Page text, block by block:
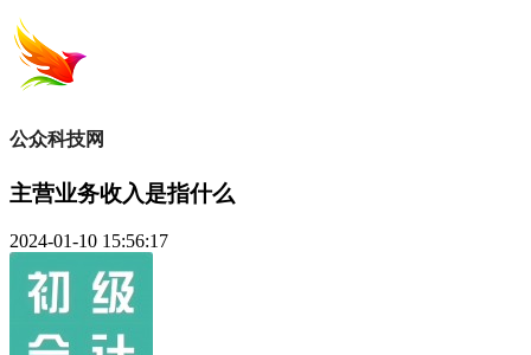
公众科技网
主营业务收入是指什么
2024-01-10 15:56:17